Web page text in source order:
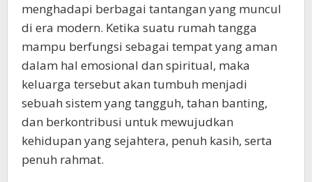
menghadapi berbagai tantangan yang muncul
di era modern. Ketika suatu rumah tangga
mampu berfungsi sebagai tempat yang aman
dalam hal emosional dan spiritual, maka
keluarga tersebut akan tumbuh menjadi
sebuah sistem yang tangguh, tahan banting,
dan berkontribusi untuk mewujudkan
kehidupan yang sejahtera, penuh kasih, serta
penuh rahmat.